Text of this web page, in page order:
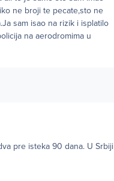
ne broji te pecate,sto ne
sam isao na rizik i isplatilo
na aerodromima u
pre isteka 90 dana. U Srbiji